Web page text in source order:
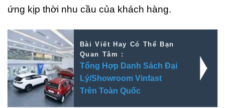
ứng kịp thời nhu cầu của khách hàng.
Bài Viết Hay Có Thể Bạn
Quan Tâm :
Tổng Hợp Danh Sách Đại
Lý/Showroom Vinfast
Trên Toàn Quốc